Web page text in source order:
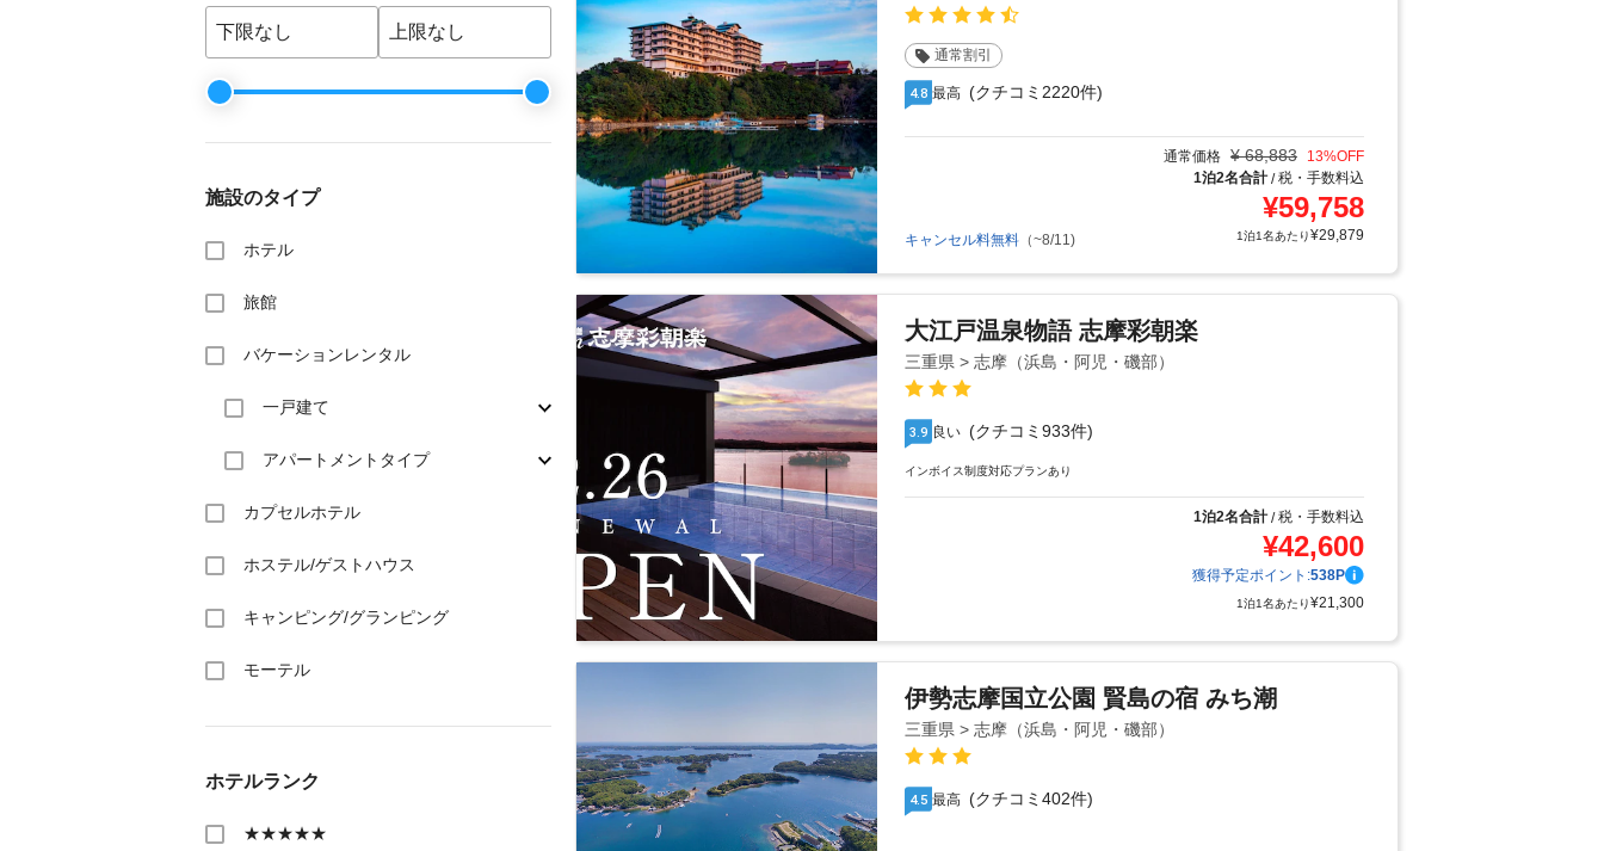
施設のタイプ
ホテル
旅館
バケーションレンタル
一戸建て
アパートメントタイプ
カプセルホテル
ホステル/ゲストハウス
キャンピング/グランピング
モーテル
ホテルランク
★★★★★
通常割引
4.8 最高 (クチコミ2220件)
通常価格 ¥ 68,883 13%OFF
1泊2名合計/税・手数料込
¥59,758
キャンセル料無料 （~8/11) 1泊1名あたり¥29,879
大江戸温泉物語 志摩彩朝楽
三重県 > 志摩（浜島・阿児・磯部）
3.9 良い (クチコミ933件)
インボイス制度対応プランあり
1泊2名合計/税・手数料込
¥42,600
獲得予定ポイント:538P
1泊1名あたり¥21,300
伊勢志摩国立公園 賢島の宿 みち潮
三重県 > 志摩（浜島・阿児・磯部）
4.5 最高 (クチコミ402件)